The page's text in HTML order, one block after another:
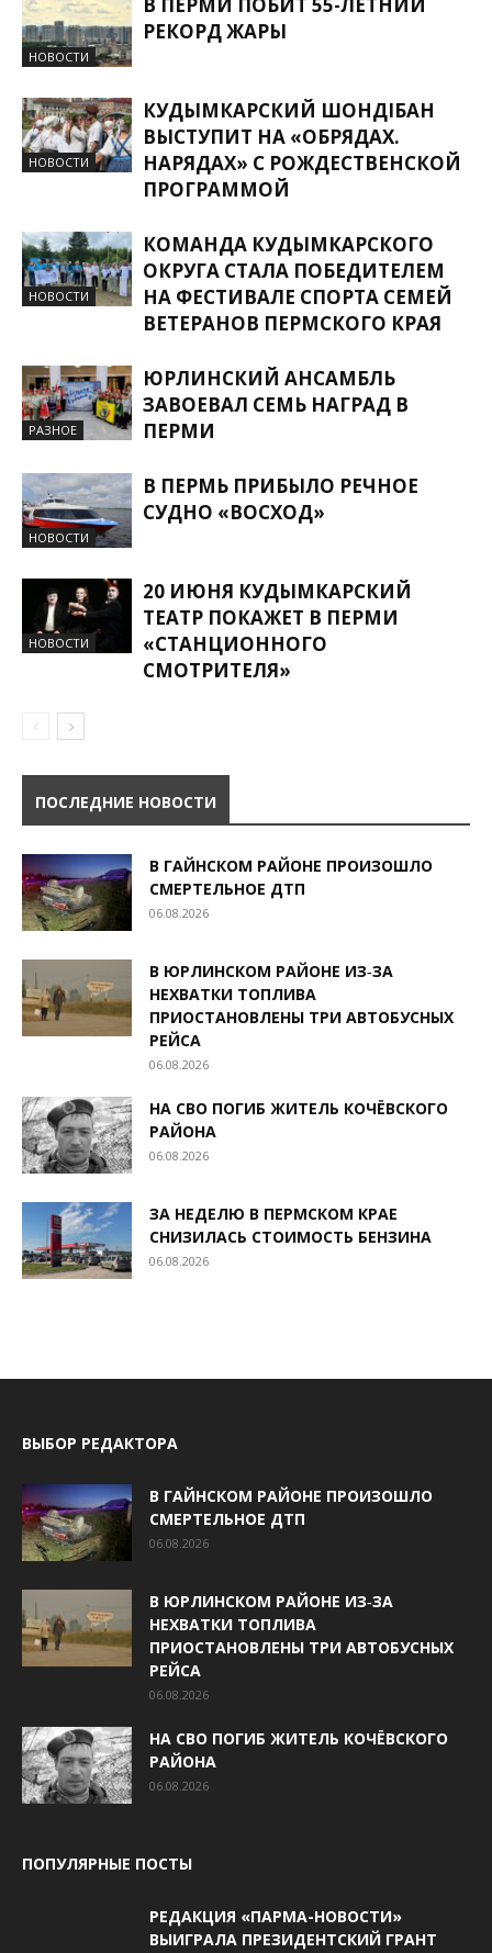
НОВОСТИ
РЕКОРД ЖАРЫ
НОВОСТИ
КУДЫМКАРСКИЙ ШОНДIБАН
ВЫСТУПИТ НА «ОБРЯДАХ.
НАРЯДАХ» С РОЖДЕСТВЕНСКОЙ
ПРОГРАММОЙ
НОВОСТИ
КОМАНДА КУДЫМКАРСКОГО
ОКРУГА СТАЛА ПОБЕДИТЕЛЕМ
НА ФЕСТИВАЛЕ СПОРТА СЕМЕЙ
ВЕТЕРАНОВ ПЕРМСКОГО КРАЯ
РАЗНОЕ
ЮРЛИНСКИЙ АНСАМБЛЬ
ЗАВОЕВАЛ СЕМЬ НАГРАД В
ПЕРМИ
НОВОСТИ
В ПЕРМЬ ПРИБЫЛО РЕЧНОЕ
СУДНО «ВОСХОД»
НОВОСТИ
20 ИЮНЯ КУДЫМКАРСКИЙ
ТЕАТР ПОКАЖЕТ В ПЕРМИ
«СТАНЦИОННОГО
СМОТРИТЕЛЯ»
ПОСЛЕДНИЕ НОВОСТИ
В ГАЙНСКОМ РАЙОНЕ ПРОИЗОШЛО
СМЕРТЕЛЬНОЕ ДТП
06.08.2026
В ЮРЛИНСКОМ РАЙОНЕ ИЗ‑ЗА
НЕХВАТКИ ТОПЛИВА
ПРИОСТАНОВЛЕНЫ ТРИ АВТОБУСНЫХ
РЕЙСА
06.08.2026
НА СВО ПОГИБ ЖИТЕЛЬ КОЧЁВСКОГО
РАЙОНА
06.08.2026
ЗА НЕДЕЛЮ В ПЕРМСКОМ КРАЕ
СНИЗИЛАСЬ СТОИМОСТЬ БЕНЗИНА
06.08.2026
ВЫБОР РЕДАКТОРА
В ГАЙНСКОМ РАЙОНЕ ПРОИЗОШЛО
СМЕРТЕЛЬНОЕ ДТП
06.08.2026
В ЮРЛИНСКОМ РАЙОНЕ ИЗ‑ЗА
НЕХВАТКИ ТОПЛИВА
ПРИОСТАНОВЛЕНЫ ТРИ АВТОБУСНЫХ
РЕЙСА
06.08.2026
НА СВО ПОГИБ ЖИТЕЛЬ КОЧЁВСКОГО
РАЙОНА
06.08.2026
ПОПУЛЯРНЫЕ ПОСТЫ
РЕДАКЦИЯ «ПАРМА-НОВОСТИ»
ВЫИГРАЛА ПРЕЗИДЕНТСКИЙ ГРАНТ